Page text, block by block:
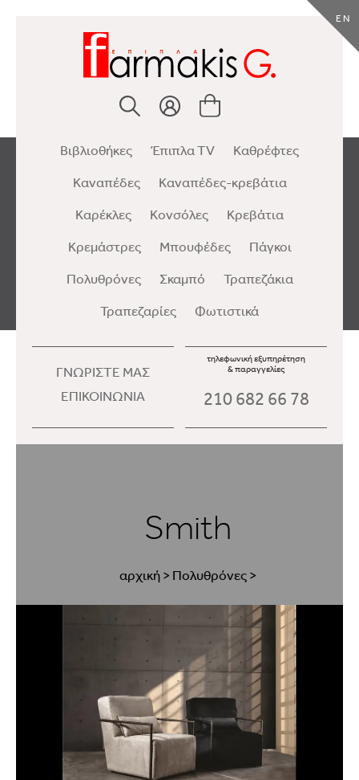
EN
Βιβλιοθήκες Έπιπλα TV
Καθρέφτες
Καναπέδες
Καναπέδες-κρεβάτια
Καρέκλες
Κονσόλες
Κρεβάτια
Κρεμάστρες
Μπουφέδες
Πάγκοι
Πολυθρόνες
Σκαμπό
Τραπεζάκια
Τραπεζαρίες
Φωτιστικά
ΓΝΩΡΙΣΤΕ ΜΑΣ
ΕΠΙΚΟΙΝΩΝΙΑ
τηλεφωνική εξυπηρέτηση
& παραγγελίες
210 682 66 78
αρχική>Πολυθρόνες>
Smith